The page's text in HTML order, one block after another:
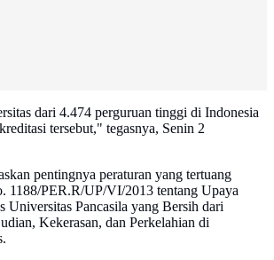
dari 4.474 perguruan tinggi di Indonesia
tersebut," tegasnya, Senin 2
pentingnya peraturan yang tertuang
1188/PER.R/UP/VI/2013 tentang Upaya
Universitas Pancasila yang Bersih dari
Kekerasan, dan Perkelahian di